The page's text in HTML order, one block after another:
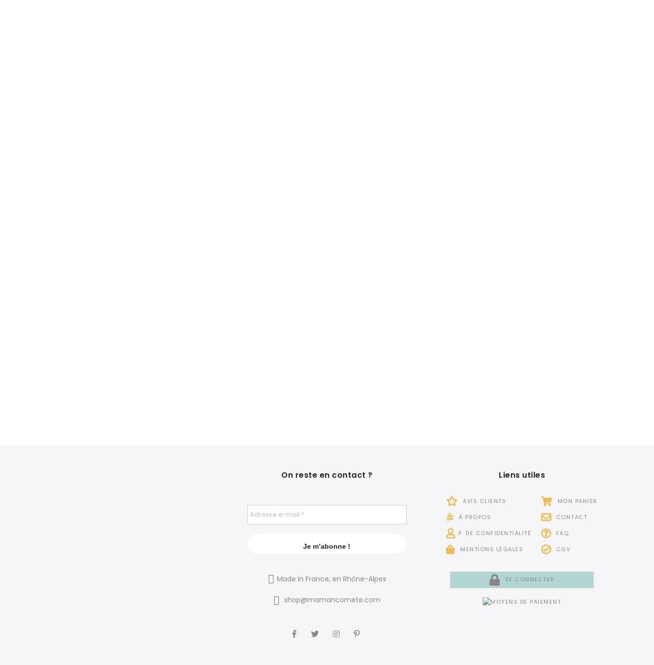
On reste en contact ?
Made in France, en Rhône-Alpes
shop@mamancomete.com
Liens utiles
AVIS CLIENTS
À PROPOS
P. DE CONFIDENTIALITÉ
MENTIONS LÉGALES
MON PANIER
CONTACT
FAQ
CGV
SE CONNECTER